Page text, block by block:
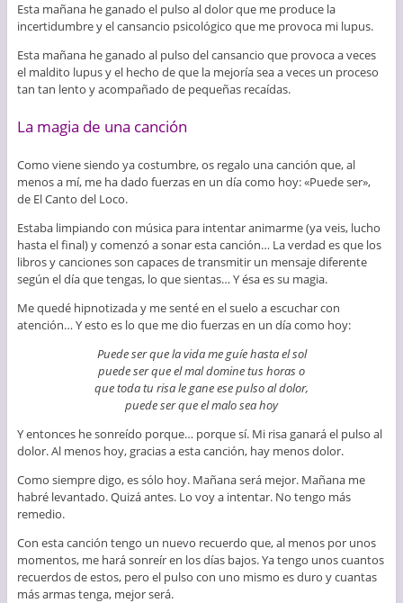
Esta mañana he ganado el pulso al dolor que me produce la
incertidumbre y el cansancio psicológico que me provoca mi lupus.
Esta mañana he ganado al pulso del cansancio que provoca a veces
el maldito lupus y el hecho de que la mejoría sea a veces un proceso
tan tan lento y acompañado de pequeñas recaídas.
La magia de una canción
Como viene siendo ya costumbre, os regalo una canción que, al
menos a mí, me ha dado fuerzas en un día como hoy: «Puede ser»,
de El Canto del Loco.
Estaba limpiando con música para intentar animarme (ya veis, lucho
hasta el final) y comenzó a sonar esta canción… La verdad es que los
libros y canciones son capaces de transmitir un mensaje diferente
según el día que tengas, lo que sientas… Y ésa es su magia.
Me quedé hipnotizada y me senté en el suelo a escuchar con
atención… Y esto es lo que me dio fuerzas en un día como hoy:
Puede ser que la vida me guíe hasta el sol
puede ser que el mal domine tus horas o
que toda tu risa le gane ese pulso al dolor,
puede ser que el malo sea hoy
Y entonces he sonreído porque… porque sí. Mi risa ganará el pulso al
dolor. Al menos hoy, gracias a esta canción, hay menos dolor.
Como siempre digo, es sólo hoy. Mañana será mejor. Mañana me
habré levantado. Quizá antes. Lo voy a intentar. No tengo más
remedio.
Con esta canción tengo un nuevo recuerdo que, al menos por unos
momentos, me hará sonreír en los días bajos. Ya tengo unos cuantos
recuerdos de estos, pero el pulso con uno mismo es duro y cuantas
más armas tenga, mejor será.